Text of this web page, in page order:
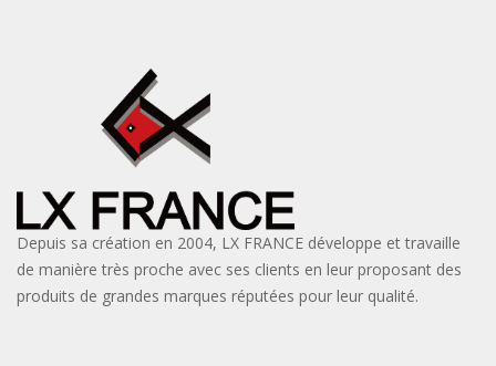
Depuis sa création en 2004, LX FRANCE développe et travaille
de manière très proche avec ses clients en leur proposant des
produits de grandes marques réputées pour leur qualité.